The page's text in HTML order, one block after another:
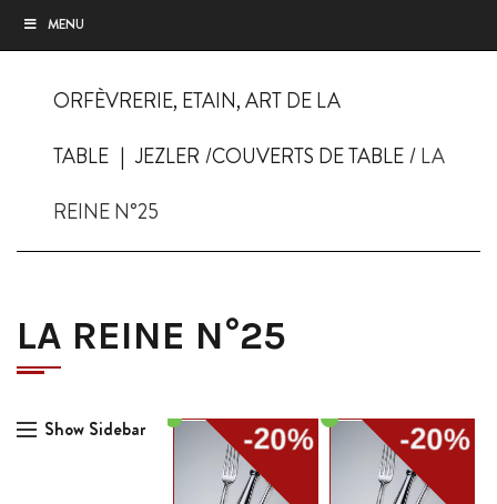
MENU
ORFÈVRERIE, ETAIN, ART DE LA
TABLE
JEZLER COUVERTS DE TABLE
LA
REINE N°25
LA REINE N°25
Show Sidebar -20% -20%